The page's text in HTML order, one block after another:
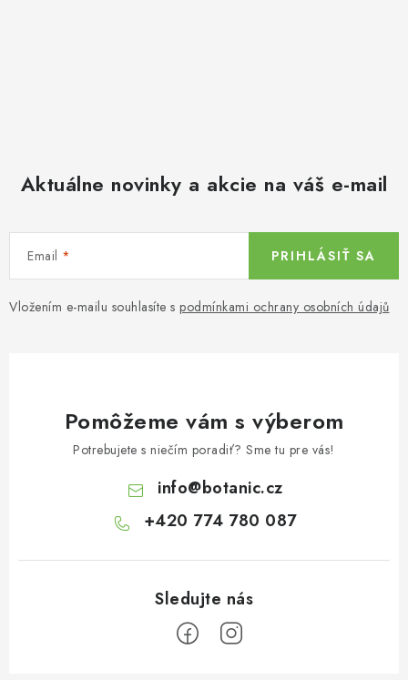
Aktuálne novinky a akcie na váš e-mail
Email
Vložením e-mailu souhlasíte s podmínkami ochrany osobních údajů
PRIHLÁSIŤ SA
Pomôžeme vám s výberom
Potrebujete s niečím poradiť? Sme tu pre vás!
info@botanic.cz
+420 774 780 087